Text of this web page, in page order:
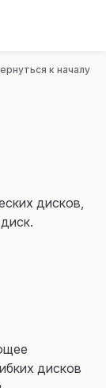
к началу
дисков,
дисков